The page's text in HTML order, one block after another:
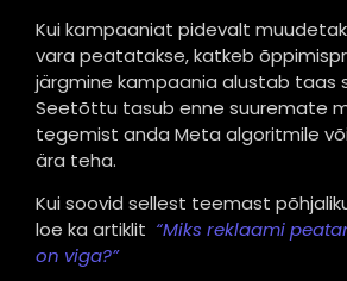
Kui kampaaniat pidevalt
vara peatatakse, katkeb
järgmine kampaania alustab taas
Seetõttu tasub enne suuremate
tegemist anda Meta algoritmile
ära teha.
Kui soovid sellest teemast
loe ka artiklit “Miks reklaami
on viga?”